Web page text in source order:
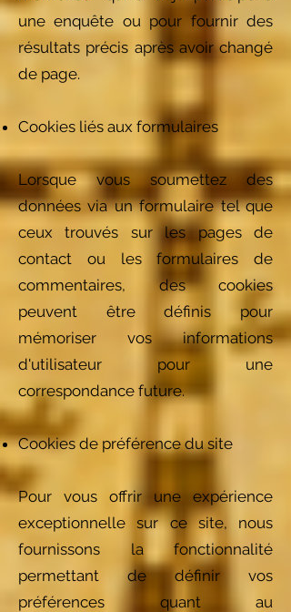
une enquête ou pour fournir des
résultats précis après avoir changé
de page.
Cookies liés aux formulaires
Lorsque vous soumettez des
données via un formulaire tel que
ceux trouvés sur les pages de
contact ou les formulaires de
commentaires, des cookies
peuvent être définis pour
mémoriser vos informations
d'utilisateur pour une
correspondance future.
Cookies de préférence du site
Pour vous offrir une expérience
exceptionnelle sur ce site, nous
fournissons la fonctionnalité
permettant de définir vos
préférences quant au